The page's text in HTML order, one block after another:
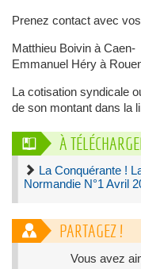
Prenez contact avec
Matthieu Boivin à Caen-
Emmanuel Héry à
La cotisation syndicale
de son montant dans la
À
La Conquérante !
Normandie N°1 Avril
PARTAGEZ !
Vous avez